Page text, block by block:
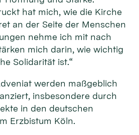
hat mich, wie die Kirche
an der Seite der Menschen
nehme ich mit nach
mich darin, wie wichtig
Solidarität ist.“
werden maßgeblich
insbesondere durch
in den deutschen
Erzbistum Köln.